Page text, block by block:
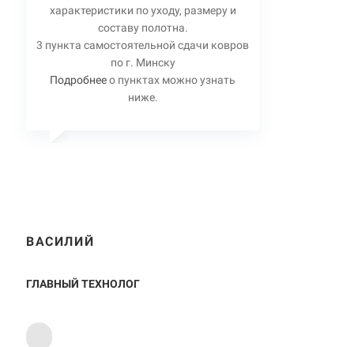
характеристики по уходу, размеру и
составу полотна.
3 пункта самостоятельной сдачи ковров
по г. Минску
Подробнеео пунктах можно узнать
ниже.
ВАСИЛИЙ
ГЛАВНЫЙ ТЕХНОЛОГ